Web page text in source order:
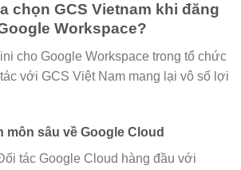
chọn GCS Vietnam khi đăng
Workspace?
cho Google Workspace trong tổ chức
với GCS Việt Nam mang lại vô số lợi
môn sâu về Google Cloud
tác Google Cloud hàng đầu với